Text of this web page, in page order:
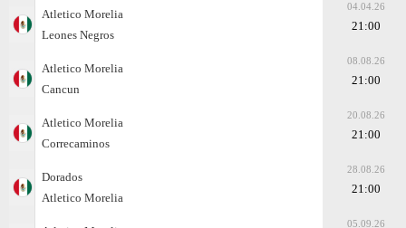
Atletico Morelia
Leones Negros
04.04.26
21:00
Atletico Morelia
Cancun
08.08.26
21:00
Atletico Morelia
Correcaminos
20.08.26
21:00
Dorados
Atletico Morelia
28.08.26
21:00
05.09.26